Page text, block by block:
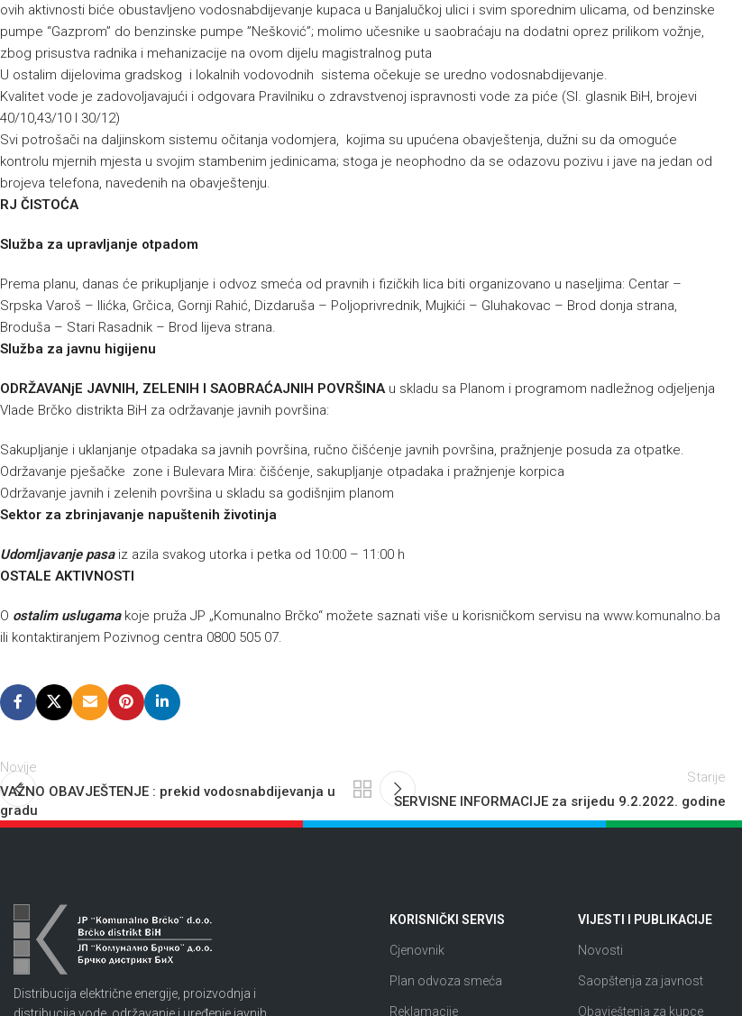
ovih aktivnosti biće obustavljeno vodosnabdijevanje kupaca u Banjalučkoj ulici i svim sporednim ulicama, od benzinske
pumpe “Gazprom” do benzinske pumpe ”Nešković”; molimo učesnike u saobraćaju na dodatni oprez prilikom vožnje,
zbog prisustva radnika i mehanizacije na ovom dijelu magistralnog puta
U ostalim dijelovima gradskog i lokalnih vodovodnih sistema očekuje se uredno vodosnabdijevanje.
Kvalitet vode je zadovoljavajući i odgovara Pravilniku o zdravstvenoj ispravnosti vode za piće (Sl. glasnik BiH, brojevi
40/10,43/10 I 30/12)
Svi potrošači na daljinskom sistemu očitanja vodomjera, kojima su upućena obavještenja, dužni su da omoguće
kontrolu mjernih mjesta u svojim stambenim jedinicama; stoga je neophodno da se odazovu pozivu i jave na jedan od
brojeva telefona, navedenih na obavještenju.
RJ ČISTOĆA
Služba za upravljanje otpadom
Prema planu, danas će prikupljanje i odvoz smeća od pravnih i fizičkih lica biti organizovano u naseljima: Centar –
Srpska Varoš – Ilićka, Grčica, Gornji Rahić, Dizdaruša – Poljoprivrednik, Mujkići – Gluhakovac – Brod donja strana,
Broduša – Stari Rasadnik – Brod lijeva strana.
Služba za javnu higijenu
ODRŽAVANjE JAVNIH, ZELENIH I SAOBRAĆAJNIH POVRŠINAu skladu sa Planom i programom nadležnog odjeljenja
Vlade Brčko distrikta BiH za održavanje javnih površina:
Sakupljanje i uklanjanje otpadaka sa javnih površina, ručno čišćenje javnih površina, pražnjenje posuda za otpatke.
Održavanje pješačke zone i Bulevara Mira: čišćenje, sakupljanje otpadaka i pražnjenje korpica
Održavanje javnih i zelenih površina u skladu sa godišnjim planom
Sektor za zbrinjavanje napuštenih životinja
Udomljavanje pasaiz azila svakog utorka i petka od 10:00 – 11:00 h
OSTALE AKTIVNOSTI
O ostalim uslugamakoje pruža JP „Komunalno Brčko“ možete saznati više u korisničkom servisu na www.komunalno.ba
ili kontaktiranjem Pozivnog centra 0800 505 07.
Novije
VAŽNO OBAVJEŠTENJE : prekid vodosnabdijevanja u
gradu
Starije
SERVISNE INFORMACIJE za srijedu 9.2.2022. godine
Distribucija električne energije, proizvodnja i
KORISNIČKI SERVIS
Cjenovnik
Plan odvoza smeća
Reklamacije
VIJESTI I PUBLIKACIJE
Novosti
Saopštenja za javnost
Obavještenja za kupce